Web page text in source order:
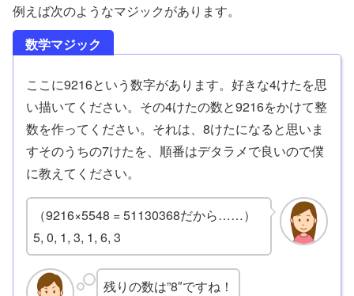
例えば次のようなマジックがあります。
数学マジック
ここに9216という数字があります。好きな4けたを思
い描いてください。その4けたの数と9216をかけて整
数を作ってください。それは、8けたになると思いま
すそのうちの7けたを、順番はデタラメで良いので僕
に教えてください。
（9216×5548 = 51130368だから……）
5, 0, 1, 3, 1, 6, 3
残りの数は”8″ですね！